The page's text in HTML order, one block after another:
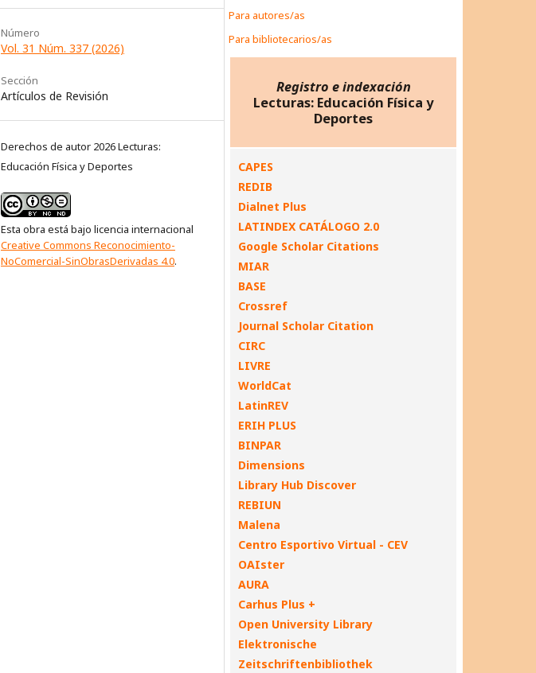
Número
Vol. 31 Núm. 337 (2026)
Sección
Artículos de Revisión
Derechos de autor 2026 Lecturas:
Educación Física y Deportes
Esta obra está bajo licencia internacional
Creative Commons Reconocimiento-
NoComercial-SinObrasDerivadas 4.0.
Para autores/as
Para bibliotecarios/as
Registro e indexación
Lecturas: Educación Física y
Deportes
CAPES
REDIB
Dialnet Plus
LATINDEX CATÁLOGO 2.0
Google Scholar Citations
MIAR
BASE
Crossref
Journal Scholar Citation
CIRC
LIVRE
WorldCat
LatinREV
ERIH PLUS
BINPAR
Dimensions
Library Hub Discover
REBIUN
Malena
Centro Esportivo Virtual - CEV
OAIster
AURA
Carhus Plus +
Open University Library
Elektronische
Zeitschriftenbibliothek